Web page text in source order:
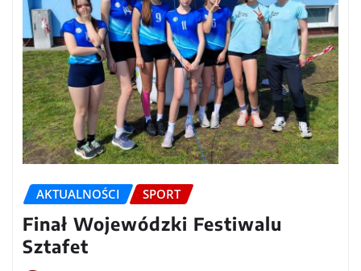
AKTUALNOŚCI SPORT
Finał Wojewódzki Festiwalu
Sztafet